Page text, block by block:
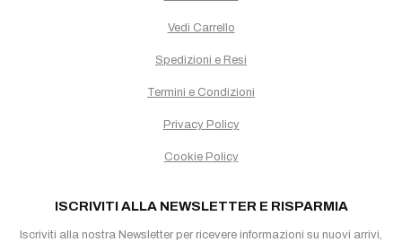
Vedi Carrello
Spedizioni e Resi
Termini e Condizioni
Privacy Policy
Cookie Policy
ISCRIVITI ALLA NEWSLETTER E RISPARMIA
Iscriviti alla nostra Newsletter per ricevere informazioni su nuovi arrivi,